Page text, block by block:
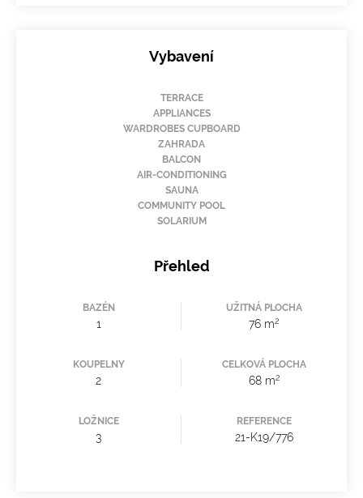
Vybavení
TERRACE
APPLIANCES
WARDROBES CUPBOARD
ZAHRADA
BALCON
AIR-CONDITIONING
SAUNA
COMMUNITY POOL
SOLARIUM
Přehled
BAZÉN
1
UŽITNÁ PLOCHA
76 m2
KOUPELNY
2
CELKOVÁ PLOCHA
68 m2
LOŽNICE
3
REFERENCE
21-K19/776